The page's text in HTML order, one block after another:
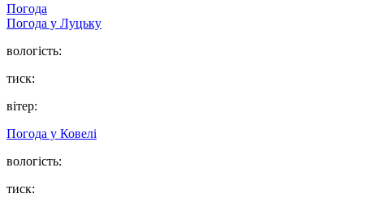
Погода
Погода у Луцьку
вологість:
тиск:
вітер:
Погода у Ковелі
вологість:
тиск: